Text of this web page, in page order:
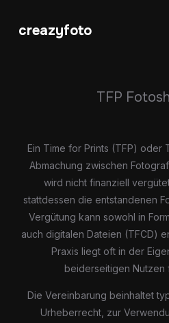
creazyfoto
TFP
Ein Time for Prints (TFP) oder
Abmachung zwischen
wird nicht finanziell
stattdessen die entstandenen
Vergütung kann sowohl in
auch digitalen Dateien (TFCD)
Praxis liegt oft in der
beiderseitigen Nutzen
Die Vereinbarung beinhaltet
Urheberrecht, zur